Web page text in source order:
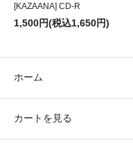
[KAZAANA] CD-R
1,500円(税込1,650円)
ホーム
カートを見る